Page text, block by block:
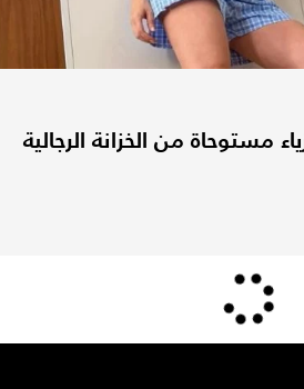
مستوحاة من الخزانة الرجالية